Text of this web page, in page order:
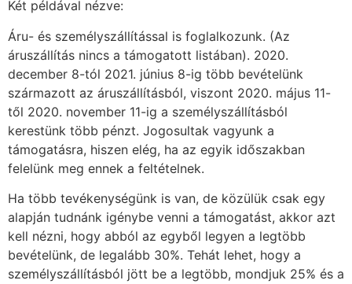
Két példával nézve:
Áru- és személyszállítással is foglalkozunk. (Az
áruszállítás nincs a támogatott listában). 2020.
december 8-tól 2021. június 8-ig több bevételünk
származott az áruszállításból, viszont 2020. május 11-
től 2020. november 11-ig a személyszállításból
kerestünk több pénzt. Jogosultak vagyunk a
támogatásra, hiszen elég, ha az egyik időszakban
felelünk meg ennek a feltételnek.
Ha több tevékenységünk is van, de közülük csak egy
alapján tudnánk igénybe venni a támogatást, akkor azt
kell nézni, hogy abból az egyből legyen a legtöbb
bevételünk, de legalább 30%. Tehát lehet, hogy a
személyszállításból jött be a legtöbb, mondjuk 25% és a